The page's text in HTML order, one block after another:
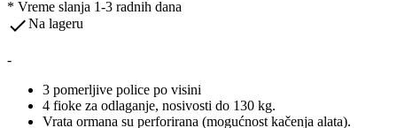
* Vreme slanja 1-3 radnih dana
Na lageru
-
3 pomerljive police po visini
4 fioke za odlaganje, nosivosti do 130 kg.
Vrata ormana su perforirana (mogućnost kačenja alata).